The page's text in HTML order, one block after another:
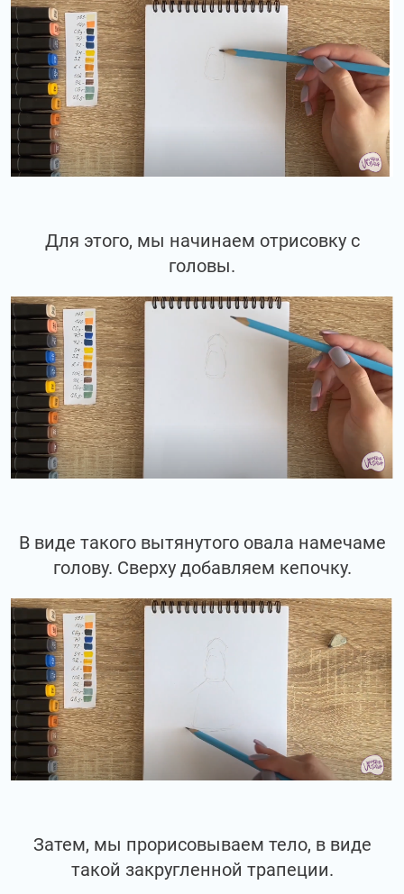
Для этого, мы начинаем отрисовку с
головы.
В виде такого вытянутого овала намечаме
голову. Сверху добавляем кепочку.
Затем, мы прорисовываем тело, в виде
такой закругленной трапеции.